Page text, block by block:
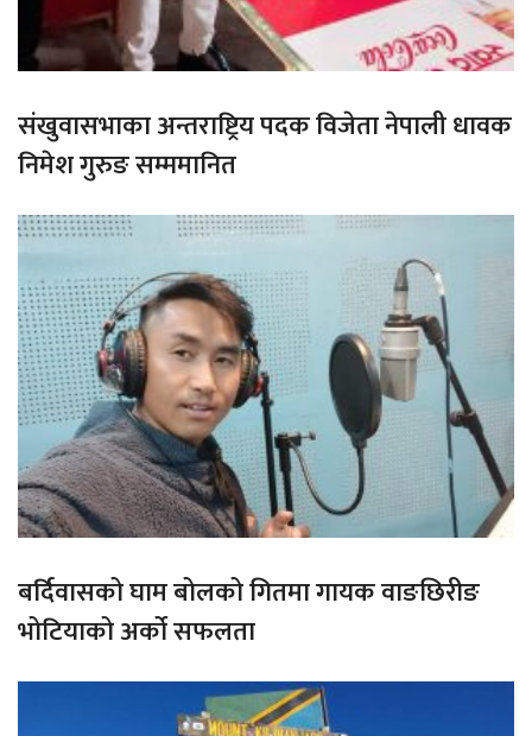
संखुवासभाका अन्तराष्ट्रिय पदक विजेता नेपाली धावक
निमेश गुरुङ सम्ममानित
बर्दिवासको घाम बोलको गितमा गायक वाङछिरीङ
भोटियाको अर्को सफलता